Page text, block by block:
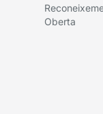
Oberta